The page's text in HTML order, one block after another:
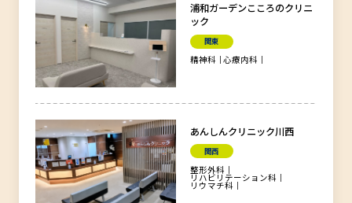
浦和ガーデンこころのクリニ
ック
関東
精神科 心療内科
あんしんクリニック川西
関西
整形外科
リハビリテーション科
リウマチ科